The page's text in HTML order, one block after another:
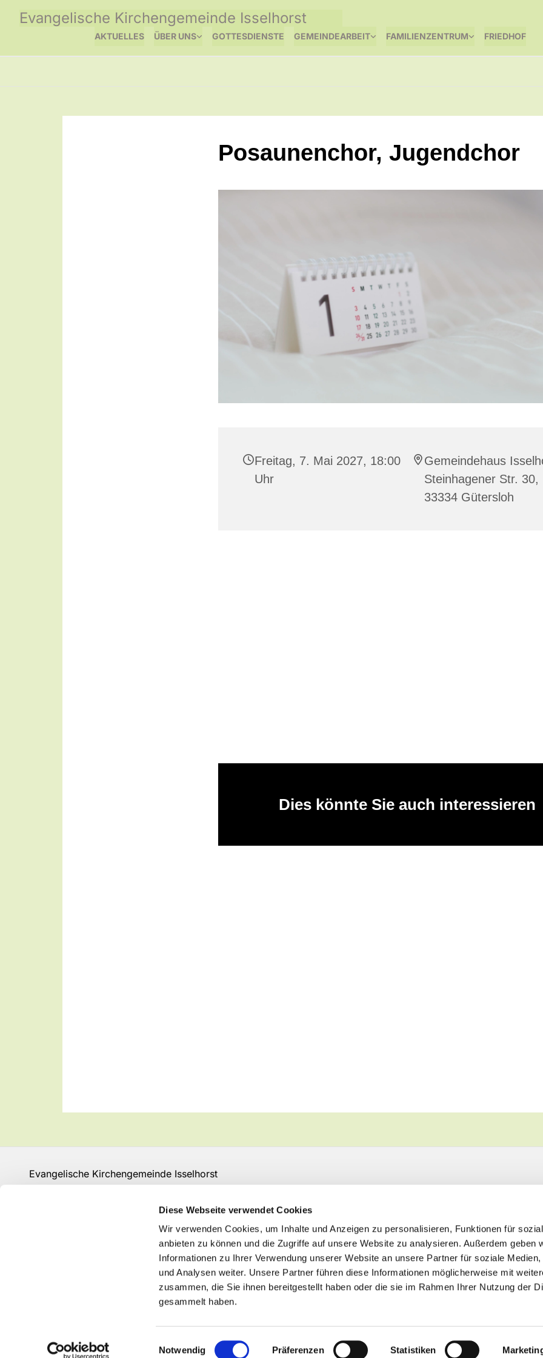
Diese Webseite verwendet Cookies
Wir verwenden Cookies, um Inhalte und Anzeigen zu personalisieren, Funktionen für
anbieten zu können und die Zugriffe auf unsere Website zu analysieren. Außerdem geben
Informationen zu Ihrer Verwendung unserer Website an unsere Partner für soziale Medien,
und Analysen weiter. Unsere Partner führen diese Informationen möglicherweise mit
zusammen, die Sie ihnen bereitgestellt haben oder die sie im Rahmen Ihrer Nutzung der
gesammelt haben.
Einwilligungsauswahl
Notwendig Präferenzen Statistiken
Evangelische Kirchengemeinde Isselhorst
AKTUELLES ÜBER UNS GOTTESDIENSTE GEMEINDEARBEIT FAMILIENZENTRUM FRIEDHOF
Posaunenchor, Jugendchor
Freitag, 7. Mai 2027, 18:00
Uhr
Gemeindehaus
Steinhagener Str. 30,
33334 Gütersloh
Dies könnte Sie auch interessieren
Evangelische Kirchengemeinde Isselhorst
GT-KG-Isselhorst@kk-ekvw.de